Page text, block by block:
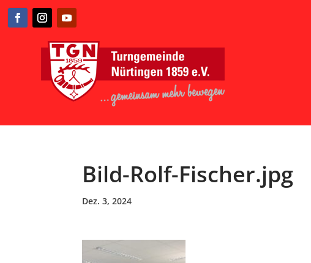
Bild-Rolf-Fischer.jpg
Dez. 3, 2024